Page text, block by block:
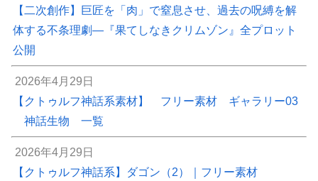
【二次創作】巨匠を「肉」で窒息させ、過去の呪縛を解
体する不条理劇―『果てしなきクリムゾン』全プロット
公開
2026年4月29日
【クトゥルフ神話系素材】 フリー素材 ギャラリー03
神話生物 一覧
2026年4月29日
【クトゥルフ神話系】ダゴン（2）｜フリー素材